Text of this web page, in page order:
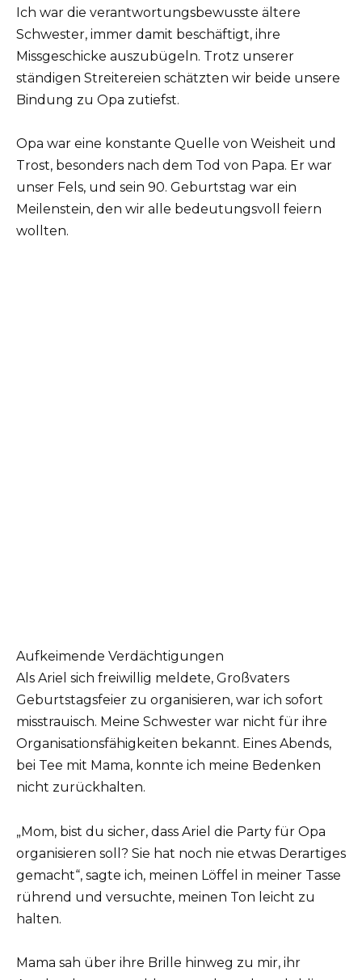
Ich war die verantwortungsbewusste ältere
Schwester, immer damit beschäftigt, ihre
Missgeschicke auszubügeln. Trotz unserer
ständigen Streitereien schätzten wir beide unsere
Bindung zu Opa zutiefst.
Opa war eine konstante Quelle von Weisheit und
Trost, besonders nach dem Tod von Papa. Er war
unser Fels, und sein 90. Geburtstag war ein
Meilenstein, den wir alle bedeutungsvoll feiern
wollten.
Aufkeimende Verdächtigungen
Als Ariel sich freiwillig meldete, Großvaters
Geburtstagsfeier zu organisieren, war ich sofort
misstrauisch. Meine Schwester war nicht für ihre
Organisationsfähigkeiten bekannt. Eines Abends,
bei Tee mit Mama, konnte ich meine Bedenken
nicht zurückhalten.
„Mom, bist du sicher, dass Ariel die Party für Opa
organisieren soll? Sie hat noch nie etwas Derartiges
gemacht“, sagte ich, meinen Löffel in meiner Tasse
rührend und versuchte, meinen Ton leicht zu
halten.
Mama sah über ihre Brille hinweg zu mir, ihr